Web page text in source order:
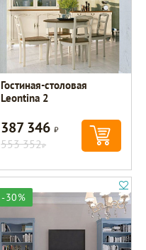
Гостиная-столовая
Leontina 2
387 346Р
553 352Р
-30%